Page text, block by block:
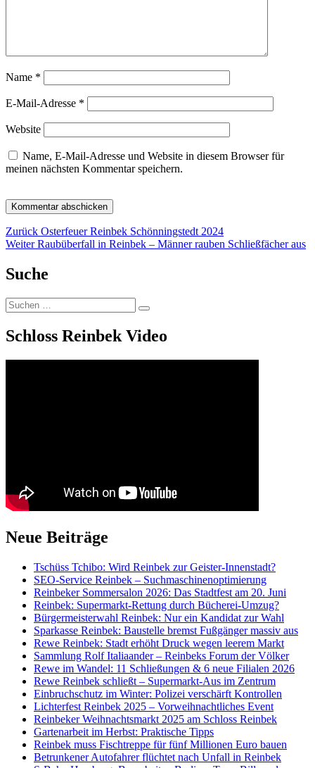
Name *
E-Mail-Adresse *
Website
Name, E-Mail-Adresse und Website in diesem Browser für
meinen nächsten Kommentar speichern.
Beitragsnavigation
Zurück Vorheriger
Beitrag:
Osterfeuer Reinbek Schönningstedt 2024
Weiter Nächster
Raubüberfall in Reinbek – Männer rauben Schließfächer aus
Suche
Suchen
nach:
Suchen
Schloss Reinbek Video
Neue Beiträge
Tschüss Tchibo: Wird Reinbek zur Geister-Innenstadt?
SEO-Service Reinbek – Suchmaschinenoptimierung
Reinbeker Sommersalon 2026: Das Stadtfest am 20. Juni
Reinbek: Supermarkt-Rettung durch Bücherei-Umzug?
Bürgermeisterwahl Reinbek: Nur ein Kandidat zur Wahl
Sparkasse Reinbek: Baustelle bremst Fußgänger massiv aus
Rewe Reinbek: Stadt erhöht Druck wegen leerem Markt
Sammlung Rolf Italiaander – Reinbeks Forum der Völker
Rewe im Wandel: 11 Schließungen & 6 neue Filialen 2026
Rewe Reinbek schließt – Supermarkt-Aus im Zentrum
Einbruchschutz im Winter: Polizei verschärft Kontrollen
Lichterfest Reinbek 2025 – Vorweihnachtliches Event
Reinbeker Weihnachtsmarkt 2025 am Schloss Reinbek
Gartenarbeit im Herbst: Praktische Tipps
Reinbek muss Fischtreppe für fünf Millionen Euro bauen
Betrunkener Autofahrer flüchtet nach Unfall in Reinbek